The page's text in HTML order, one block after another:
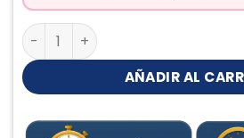
Froakie Peluche cantidad
AÑADIR AL